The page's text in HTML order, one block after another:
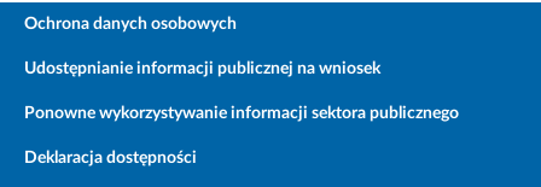
Ochrona danych osobowych
Udostępnianie informacji publicznej na wniosek
Ponowne wykorzystywanie informacji sektora publicznego
Deklaracja dostępności